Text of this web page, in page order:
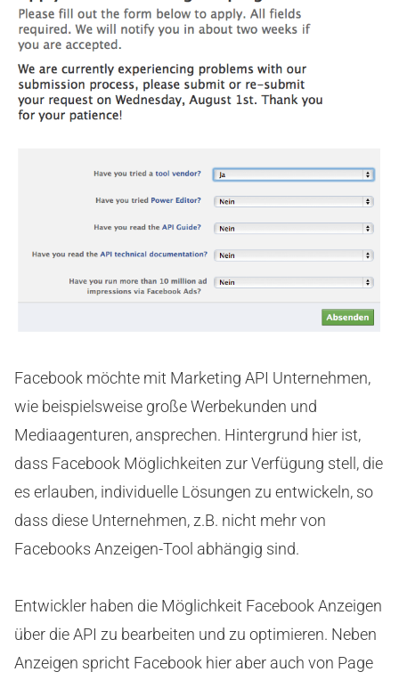
Facebook möchte mit Marketing API Unternehmen,
wie beispielsweise große Werbekunden und
Mediaagenturen, ansprechen. Hintergrund hier ist,
dass Facebook Möglichkeiten zur Verfügung stell, die
es erlauben, individuelle Lösungen zu entwickeln, so
dass diese Unternehmen, z.B. nicht mehr von
Facebooks Anzeigen-Tool abhängig sind.
Entwickler haben die Möglichkeit Facebook Anzeigen
über die API zu bearbeiten und zu optimieren. Neben
Anzeigen spricht Facebook hier aber auch von Page